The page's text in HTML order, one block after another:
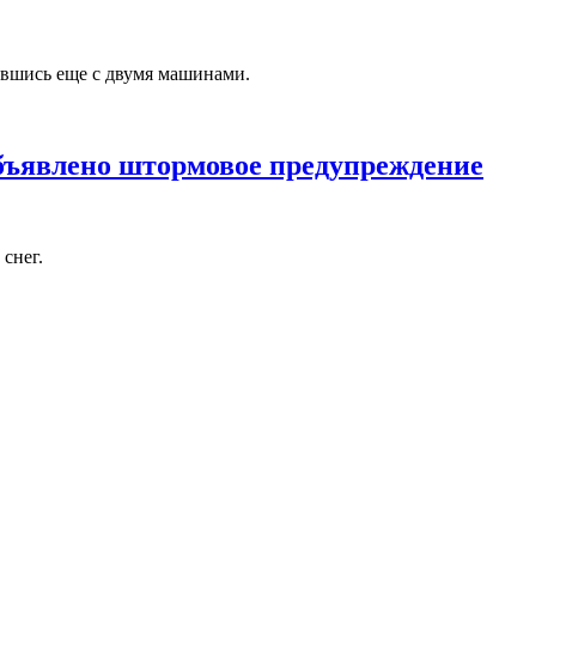
еще с двумя машинами.
штормовое предупреждение